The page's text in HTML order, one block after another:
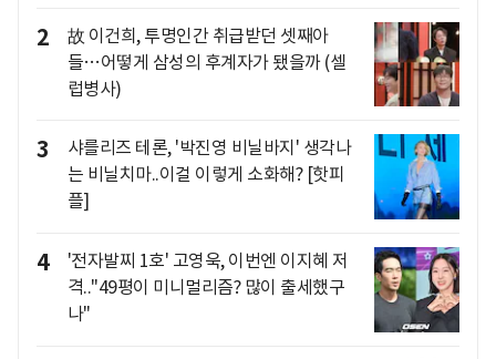
2
故 이건희, 투명인간 취급받던 셋째아
들…어떻게 삼성의 후계자가 됐을까 (셀
럽병사)
3
샤를리즈 테론, '박진영 비닐바지' 생각나
는 비닐치마..이걸 이렇게 소화해? [핫피
플]
4
'전자발찌 1호' 고영욱, 이번엔 이지혜 저
격.."49평이 미니멀리즘? 많이 출세했구
나"